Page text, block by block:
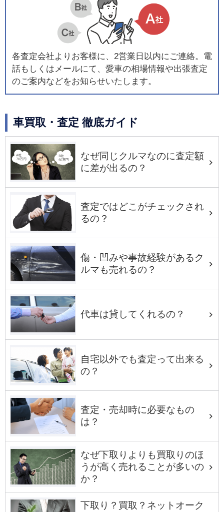
各査定会社よりお客様に、2営業日以内にご連絡。電
話もしくはメールにて、愛車の相場情報や出張査定
のご案内などをお知らせいたします。
車買取・査定 徹底ガイド
なぜ同じクルマなのに査定額
に差が出るの？
査定ではどこがチェックされ
るの？
傷・凹みや事故経験があるク
ルマも売れるの？
代車は貸してくれるの？
自宅以外でも査定って出来る
の？
査定・売却時に必要なもの
は？
なぜ下取りよりも買取りのほ
うが高く売れることが多いの
か？
下取り？買取？ネットオーク